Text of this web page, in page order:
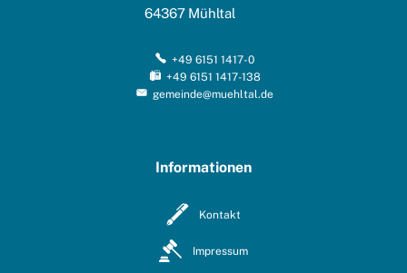
64367 Mühltal
+49 6151 1417-0
+49 6151 1417-138
gemeinde@muehltal.de
Informationen
Kontakt
Impressum